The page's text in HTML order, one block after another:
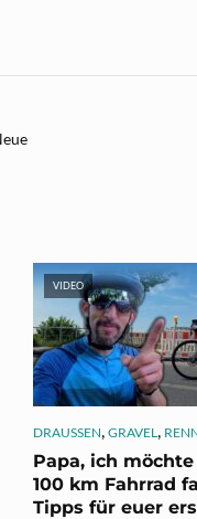
VIDEO
DRAUSSEN, GRAVEL ,
Papa, ich
100 km Fahrrad
Tipps für euer